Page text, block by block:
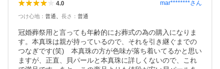
4.0 mar********さん
つけ心地 ： 普通 長さ ： 普通
冠婚葬祭用と言っても年齢的にお葬式の為の購入になりま
す。本真珠は親が持っているので、それを引き継ぐまでの
つなぎです(笑)　本真珠の方が色味が落ち着いてるかと思い
ますが、正直、貝パールと本真珠に詳しくないので、これ